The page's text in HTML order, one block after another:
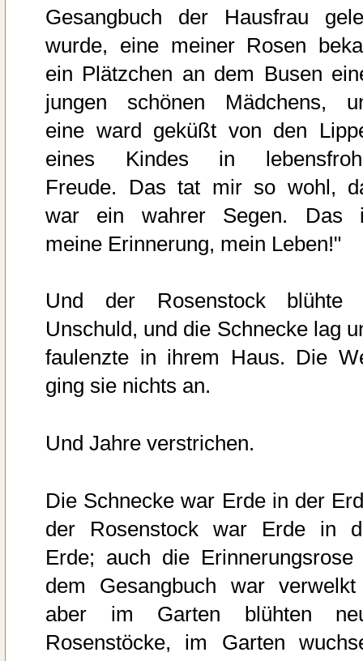
Gesangbuch der Hausfrau
wurde, eine meiner Rosen
ein Plätzchen an dem Busen
jungen schönen Mädchens,
eine ward geküßt von den
eines Kindes in
Freude. Das tat mir so wohl,
war ein wahrer Segen. Das
meine Erinnerung, mein Leben!"
Und der Rosenstock blühte
Unschuld, und die Schnecke lag
faulenzte in ihrem Haus. Die
ging sie nichts an.
Und Jahre verstrichen.
Die Schnecke war Erde in der
der Rosenstock war Erde in
Erde; auch die Erinnerungsrose
dem Gesangbuch war
aber im Garten blühten
Rosenstöcke, im Garten